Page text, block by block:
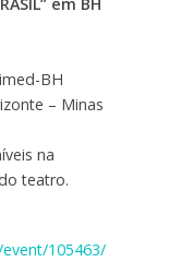
em BH
BH
– Minas
na
teatro.
105463/